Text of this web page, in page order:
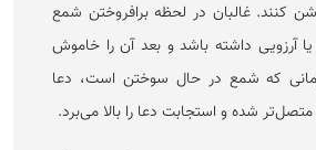
کنند. غالبان در لحظه برافروختن شمع
آرزویی داشته باشد و بعد آن را خاموش
که شمع در حال سوختن است، دعا
شده و استجابت دعا را بالا می‌برد.